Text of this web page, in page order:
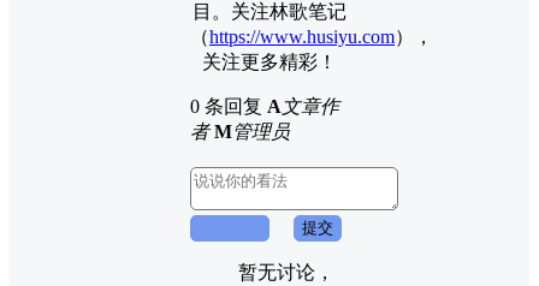
目。关注林歌笔记
（https://www.husiyu.com），
关注更多精彩！
0 条回复 A文章作
者 M管理员
提交
暂无讨论，